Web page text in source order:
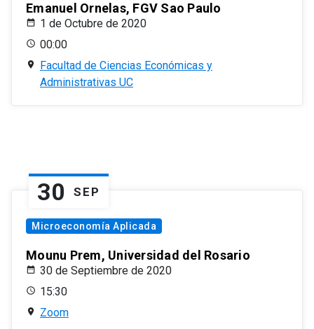
Emanuel Ornelas, FGV Sao Paulo
1 de Octubre de 2020
00:00
Facultad de Ciencias Económicas y
Administrativas UC
30 SEP
Microeconomía Aplicada
Mounu Prem, Universidad del Rosario
30 de Septiembre de 2020
15:30
Zoom